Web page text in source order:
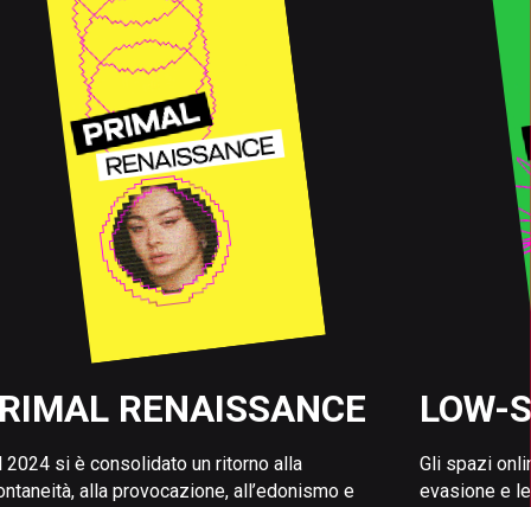
RENAISSANCE
2024 si è consolidato un ritorno alla
alla provocazione, all’edonismo e
LOW-
Gli spazi
evasione e